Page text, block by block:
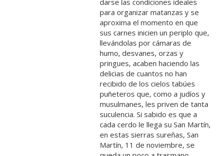
para organizar matanzas y se
aproxima el momento en que
sus carnes inicien un periplo que,
llevándolas por cámaras de
humo, desvanes, orzas y
pringues, acaben haciendo las
delicias de cuantos no han
recibido de los cielos tabúes
puñeteros que, como a judíos y
musulmanes, les priven de tanta
suculencia. Si sabido es que a
cada cerdo le llega su San Martín,
en estas sierras sureñas, San
Martín, 11 de noviembre, se